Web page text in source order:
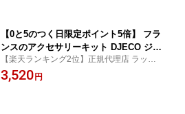
【0と5のつく日限定ポイント5倍】 フラ
ンスのアクセサリーキット DJECO ジェ
コ ビーズ アンド フィギュアリネス 手
作りブレスレット ネックレス マスコッ
【楽天ランキング2位】正規代理店 ラッピ
ング メッセージカード のし無料 誕生日プ
レゼント ギフト ヨーロッパ安全規格 おも
3,520 円